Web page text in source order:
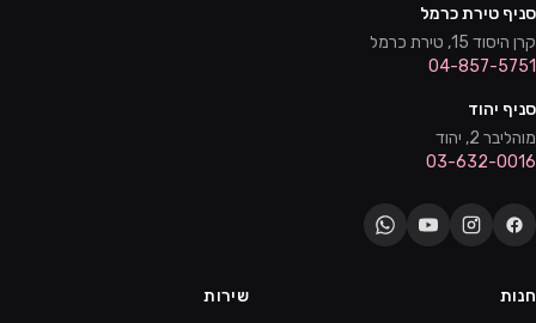
סניף טירת כרמל
קרן היסוד 15, טירת כרמל
04-857-5751
סניף יהוד
מוהליבר 2, יהוד
03-632-0016
חנות שירות